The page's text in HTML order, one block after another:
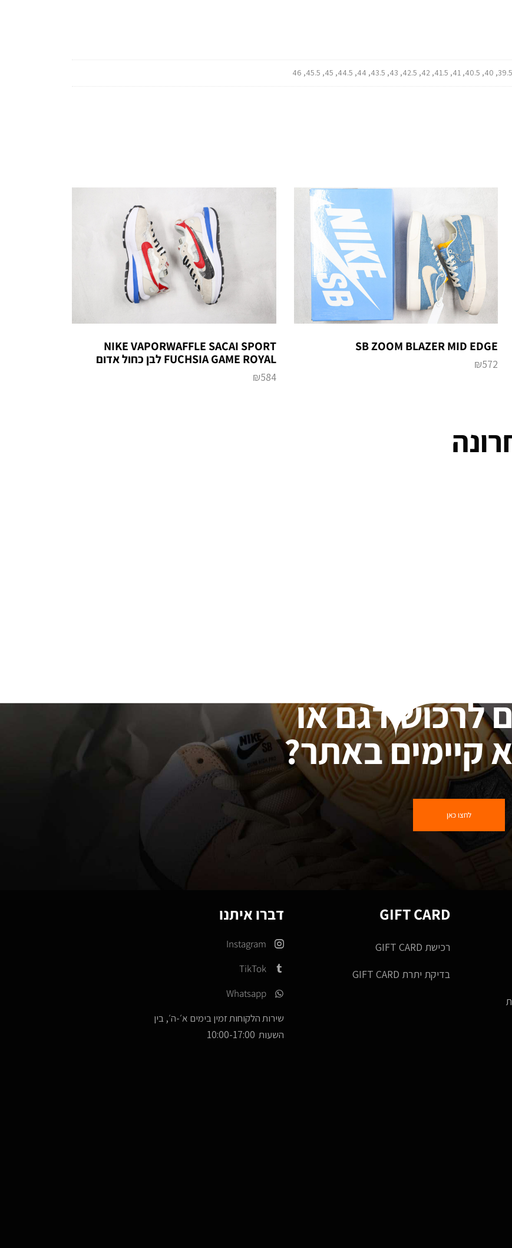
SB ZOOM BLAZER MID EDGE
₪572
NIKE VAPORWAFFLE SACAI SPORT
FUCHSIA GAME ROYAL לבן כחול אדום
₪584
לרכוש דגם או
קיימים באתר?
לחצו כאן
GIFT CARD
רכישת GIFT CARD
בדיקת יתרת GIFT CARD
דברו איתנו
Instagram
TikTok
Whatsapp
שירות הלקוחות זמין בימים א׳-ה׳, בין
השעות 10:00-17:00